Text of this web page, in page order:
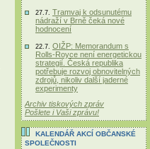
27.7. Tramvaj k odsunutému
nádraží v Brně čeká nové
hodnocení
22.7. OIŽP: Memorandum s
Rolls-Royce není energetickou
strategií. Česká republika
potřebuje rozvoj obnovitelných
zdrojů, nikoliv další jaderné
experimenty
Archiv tiskových zpráv
Pošlete i Vaši zprávu!
KALENDÁŘ AKCÍ OBČANSKÉ
SPOLEČNOSTI